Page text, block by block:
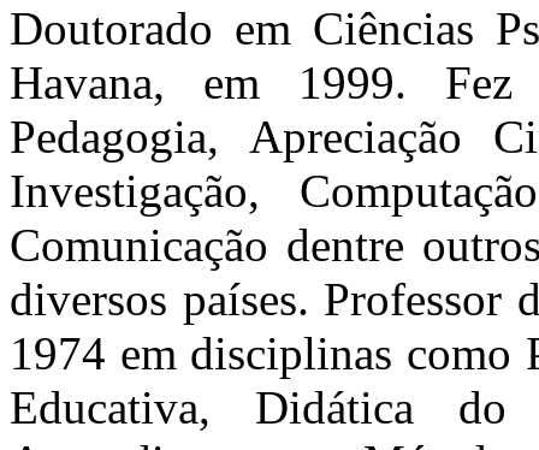
Doutorado em Ciências
Havana, em 1999.
Pedagogia, Apreciação
Investigação,
Comunicação dentre
diversos países. Professor
1974 em disciplinas como
Educativa, Didática